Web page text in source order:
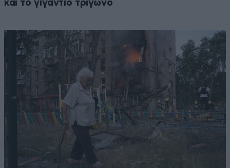
και το γιγάντιο τρίγωνο